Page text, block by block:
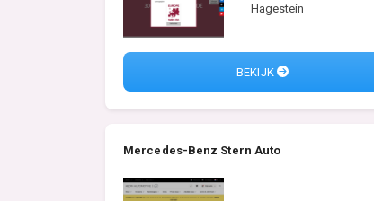
Hagestein
BEKIJK
Mercedes-Benz Stern Auto